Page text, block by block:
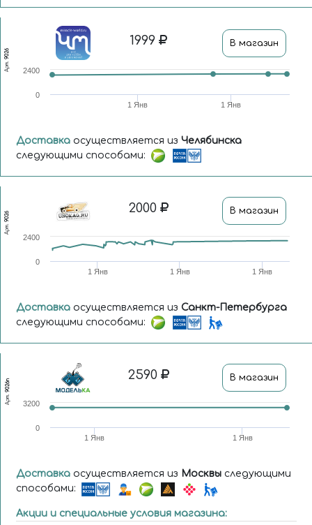
Арт.
9026
1999 В магазин
1 Янв 1 Янв
0
2400
Доставка осуществляется из Челябинска
следующими способами:
Арт.
9026
2000 В магазин
1 Янв 1 Янв 1 Янв
0
2400
Доставка осуществляется из Санкт-Петербурга
следующими способами:
Арт.
9026п
2590 В магазин
1 Янв 1 Янв
0
3200
Доставка осуществляется из Москвы следующими
способами:
Акции и специальные условия магазина: